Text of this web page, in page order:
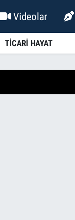
Videolar
TİCARİ HAYAT